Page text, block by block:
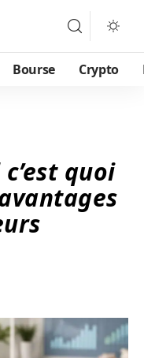
Bourse Crypto
quoi